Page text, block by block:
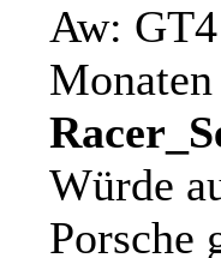
Aw:
Monaten
Würde
Porsche